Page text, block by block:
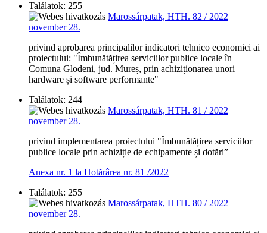
Találatok: 255
Marossárpatak, HTH. 82 / 2022
november 28.
privind aprobarea principalilor indicatori tehnico economici ai
proiectului: "Îmbunătățirea serviciilor publice locale în
Comuna Glodeni, jud. Mureș, prin achiziționarea unori
hardware și software performante"
Találatok: 244
Marossárpatak, HTH. 81 / 2022
november 28.
privind implementarea proiectului "Îmbunătățirea serviciilor
publice locale prin achiziție de echipamente și dotări”
Anexa nr. 1 la Hotărârea nr. 81 /2022
Találatok: 255
Marossárpatak, HTH. 80 / 2022
november 28.